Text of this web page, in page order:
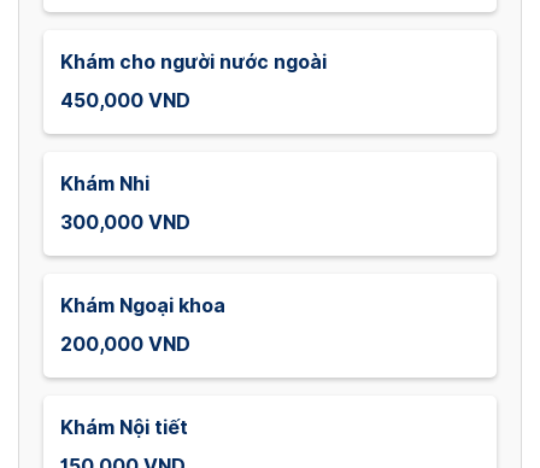
Khám cho người nước ngoài
450,000 VND
Khám Nhi
300,000 VND
Khám Ngoại khoa
200,000 VND
Khám Nội tiết